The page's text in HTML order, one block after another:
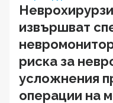
извършват
риска за
усложнения
операции на